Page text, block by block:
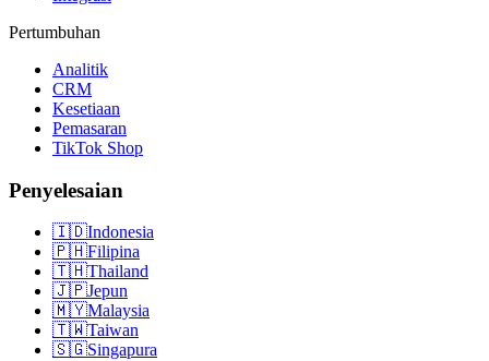
Pertumbuhan
Analitik
CRM
Kesetiaan
Pemasaran
TikTok Shop
Penyelesaian
🇮🇩Indonesia
🇵🇭Filipina
🇹🇭Thailand
🇯🇵Jepun
🇲🇾Malaysia
🇹🇼Taiwan
🇸🇬Singapura